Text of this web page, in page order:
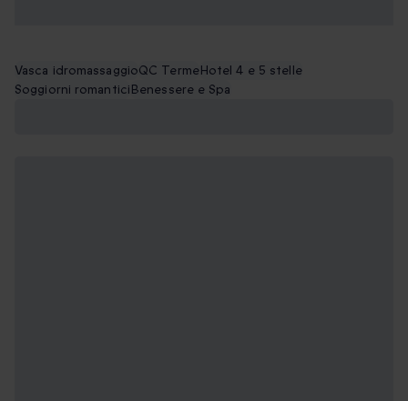
Vasca idromassaggioQC TermeHotel 4 e 5 stelle
Soggiorni romanticiBenessere e Spa